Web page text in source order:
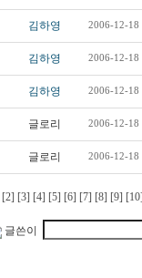
김하영 2006-12-18
김하영 2006-12-18
김하영 2006-12-18
글로리 2006-12-18
글로리 2006-12-18
[2] [3] [4] [5] [6] [7] [8] [9] [10]
글쓴이